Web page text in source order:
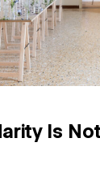
Is